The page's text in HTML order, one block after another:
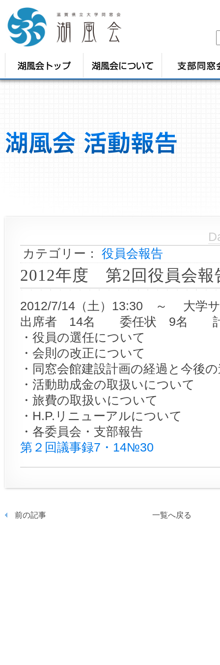
カテゴリー： 役員会報告
2012年度 第2回役員会報
2012/7/14（土）13:30 ～ 大学サ
出席者 14名 委任状 9名
・役員の選任について
・会則の改正について
・同窓会館建設計画の経過と今後
・活動助成金の取扱いについて
・旅費の取扱いについて
・H.P.リニューアルについて
・各委員会・支部報告
第２回議事録7・14№30
前の記事 一覧へ戻る